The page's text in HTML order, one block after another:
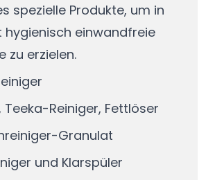
spezielle Produkte, um in
hygienisch einwandfreie
zu erzielen.
Teeka-Reiniger, Fettlöser
Granulat
und Klarspüler